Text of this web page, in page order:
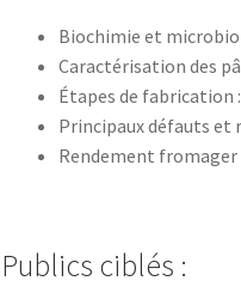
Biochimie et
Caractérisation des
Étapes de fabrication
Principaux défauts et
Rendement fromager
Publics ciblés :